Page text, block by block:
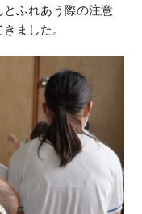
ふれあう際の注意
ました。